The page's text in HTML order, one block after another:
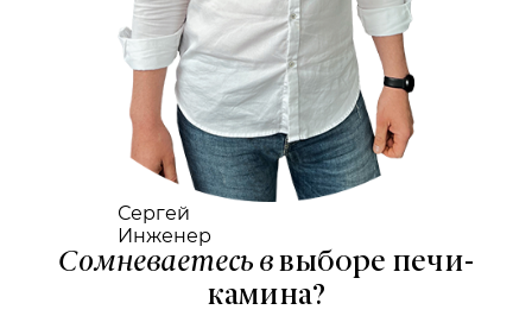
Сергей
Инженер
Сомневаетесь в выборе печи-
камина?